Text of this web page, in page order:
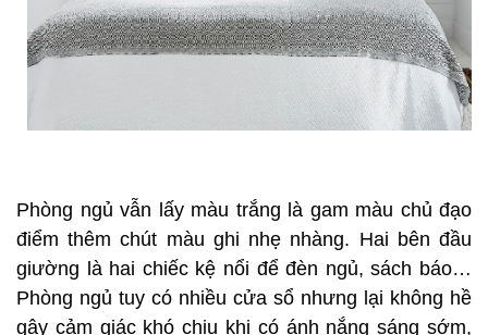
Phòng ngủ vẫn lấy màu trắng là gam màu chủ đạo
điểm thêm chút màu ghi nhẹ nhàng. Hai bên đầu
giường là hai chiếc kệ nổi để đèn ngủ, sách báo…
Phòng ngủ tuy có nhiều cửa sổ nhưng lại không hề
gây cảm giác khó chịu khi có ánh nắng sáng sớm,